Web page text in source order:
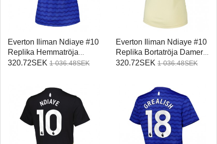
Everton Iliman Ndiaye #10
Replika Hemmatröja
Damer 2025-26 Kortärmad
320.72SEK 1 036.48SEK
Everton Iliman Ndiaye #10
Replika Bortatröja Damer
2025-26 Kortärmad
320.72SEK 1 036.48SEK